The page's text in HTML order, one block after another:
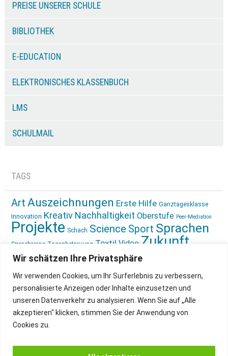
Wir schätzen Ihre Privatsphäre
Wir verwenden Cookies, um Ihr Surferlebnis zu verbessern,
personalisierte Anzeigen oder Inhalte einzusetzen und
unseren Datenverkehr zu analysieren. Wenn Sie auf „Alle
akzeptieren" klicken, stimmen Sie der Anwendung von
Cookies zu.
PREISE UNSERER SCHULE
BIBLIOTHEK
E-EDUCATION
ELEKTRONISCHES KLASSENBUCH
LMS
SCHULMAIL
TAGS
Art Auszeichnungen Erste Hilfe Ganztagesklasse
Innovation Kreativ Nachhaltigkeit Oberstufe Peer-Mediation
Projekte Schach Science Sport Sprachen
Sprachreise Tagesbetreuung Textil Video Zukunft
gestalten Ökologie
IMPRESSUM